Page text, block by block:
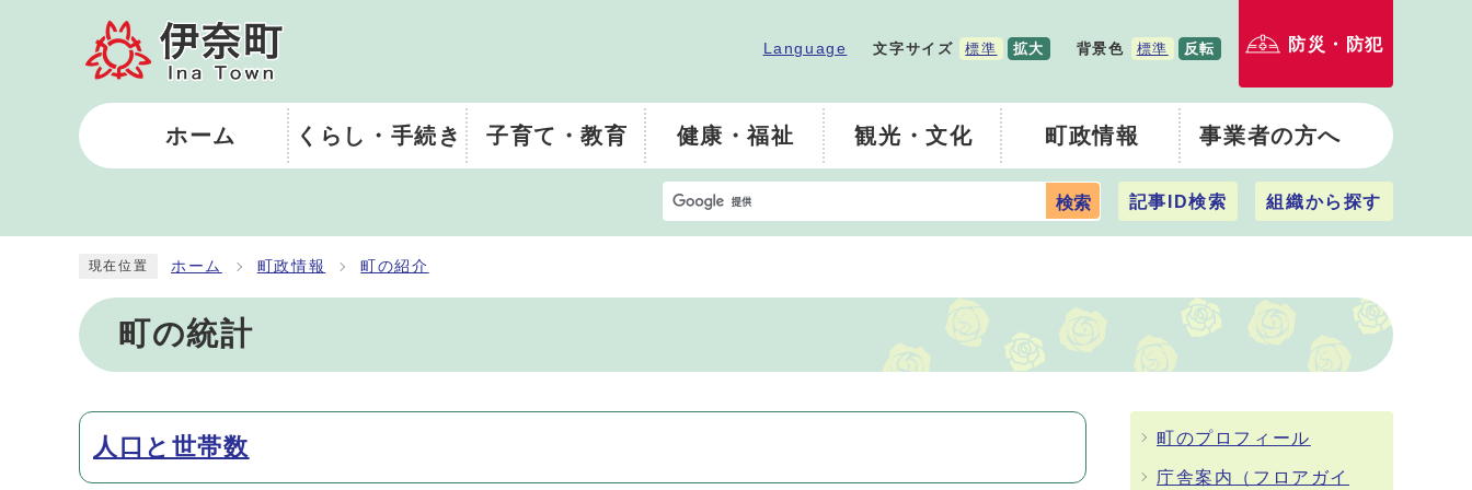
Language 文字サイズ 標準 拡大 背景色 標準 反転 防災・防犯
ホーム くらし・手続き 子育て・教育 健康・福祉 観光・文化 町政情報 事業者の方へ
検索 記事ID検索 組織から探す
現在位置 ホーム 町政情報 町の紹介
町の統計
メインメニュー
人口と世帯数 町のプロフィール
庁舎案内（フロアガイ